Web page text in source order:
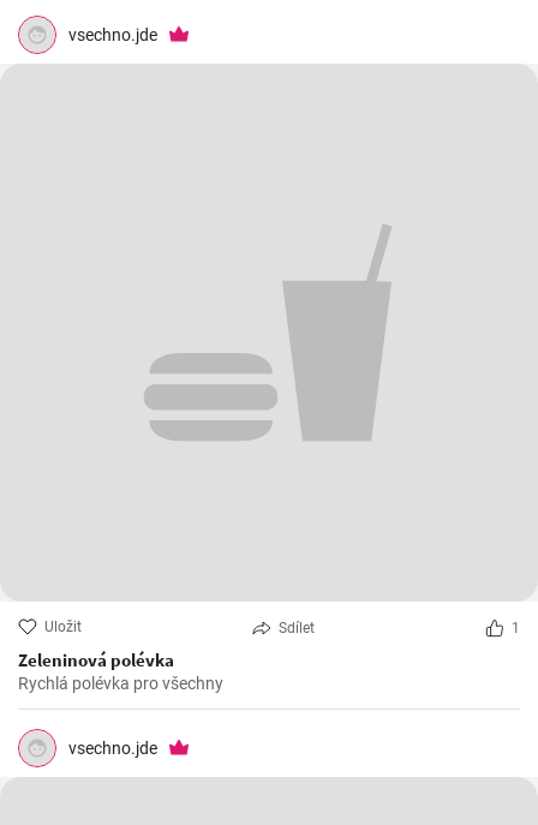
vsechno.jde
Uložit Sdílet 1
Zeleninová polévka
Rychlá polévka pro všechny
vsechno.jde